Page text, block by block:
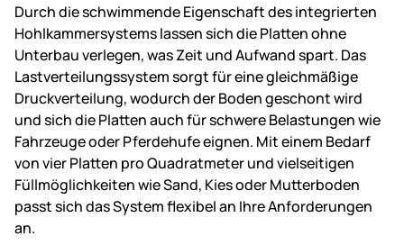
Durch die schwimmende Eigenschaft des integrierten
Hohlkammersystems lassen sich die Platten ohne
Unterbau verlegen, was Zeit und Aufwand spart. Das
Lastverteilungssystem sorgt für eine gleichmäßige
Druckverteilung, wodurch der Boden geschont wird
und sich die Platten auch für schwere Belastungen wie
Fahrzeuge oder Pferdehufe eignen. Mit einem Bedarf
von vier Platten pro Quadratmeter und vielseitigen
Füllmöglichkeiten wie Sand, Kies oder Mutterboden
passt sich das System flexibel an Ihre Anforderungen
an.